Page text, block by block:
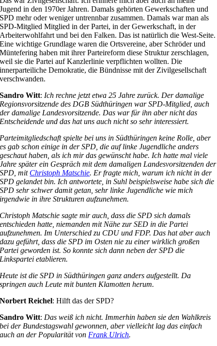
Jugend in den 1970er Jahren. Damals gehörten Gewerkschaften und
SPD mehr oder weniger untrennbar zusammen. Damals war man als
SPD-Mitglied Mitglied in der Partei, in der Gewerkschaft, in der
Arbeiterwohlfahrt und bei den Falken. Das ist natürlich die West-Seite.
Eine wichtige Grundlage waren die Ortsvereine, aber Schröder und
Müntefering haben mit ihrer Parteireform diese Struktur zerschlagen,
weil sie die Partei auf Kanzlerlinie verpflichten wollten. Die
innerparteiliche Demokratie, die Bündnisse mit der Zivilgesellschaft
verschwanden.
Sandro Witt: Ich rechne jetzt etwa 25 Jahre zurück. Der damalige
Regionsvorsitzende des DGB Südthüringen war SPD-Mitglied, auch
der damalige Landesvorsitzende. Das war für ihn aber nicht das
Entscheidende und das hat uns auch nicht so sehr interessiert.
Parteimitgliedschaft spielte bei uns in Südthüringen keine Rolle, aber
es gab schon einige in der SPD, die auf linke Jugendliche anders
geschaut haben, als ich mir das gewünscht habe. Ich hatte mal viele
Jahre später ein Gespräch mit dem damaligen Landesvorsitzenden der
SPD, mit Christoph Matschie. Er fragte mich, warum ich nicht in der
SPD gelandet bin. Ich antwortete, in Suhl beispielsweise habe sich die
SPD sehr schwer damit getan, sehr linke Jugendliche wie mich
irgendwie in ihre Strukturen aufzunehmen.
Christoph Matschie sagte mir auch, dass die SPD sich damals
entschieden hatte, niemanden mit Nähe zur SED in die Partei
aufzunehmen. Im Unterschied zu CDU und FDP. Das hat aber auch
dazu geführt, dass die SPD im Osten nie zu einer wirklich großen
Partei geworden ist. So konnte sich dann neben der SPD die
Linkspartei etablieren.
Heute ist die SPD in Südthüringen ganz anders aufgestellt. Da
springen auch Leute mit bunten Klamotten herum.
Norbert Reichel: Hilft das der SPD?
Sandro Witt: Das weiß ich nicht. Immerhin haben sie den Wahlkreis
bei der Bundestagswahl gewonnen, aber vielleicht lag das einfach
auch an der Popularität von Frank Ulrich.